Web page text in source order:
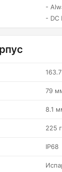
-
- DC
79
8.1
225
IP68